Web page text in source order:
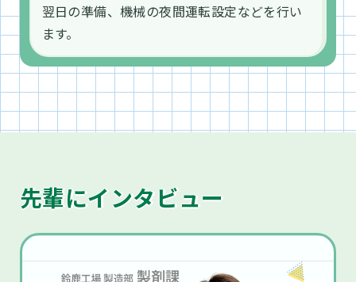
翌日の準備、機械の夜間運転設定などを行い
ます。
先輩にインタビュー
ともと身近に感じていたのが大きいです。
実際に入ってみても聞いていた通りの思い
やりのある職場環境でした。社会に貢献で
を見て「ここだ」と思い入社を決めまし
大変なこととやりがい
印刷工程のオペレーターとして働いていま
子どもの頃に喘息で入院した経験から、医
薬品に関わる仕事に就きたいと思うように
なりました。人の役に立てる仕事がしたい
のが好きな性格もあり、製造業を志望しま
です。
大変なこととやりがい